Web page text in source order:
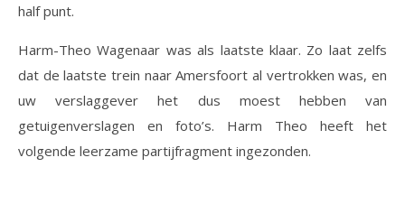
half punt.
Harm-Theo Wagenaar was als laatste klaar. Zo laat zelfs
dat de laatste trein naar Amersfoort al vertrokken was, en
uw verslaggever het dus moest hebben van
getuigenverslagen en foto’s. Harm Theo heeft het
volgende leerzame partijfragment ingezonden.